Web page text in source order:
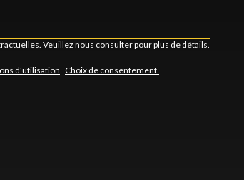
Veuillez nous consulter pour plus de détails.
d'utilisation
Choix de consentement.